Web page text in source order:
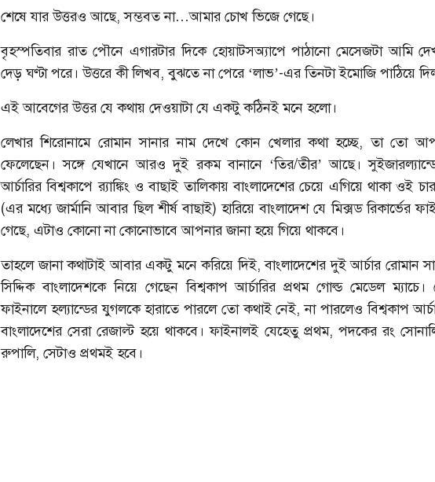
শেষে যার উত্তরও আছে, সম্ভবত না…আমার চোখ ভিজে গেছে।
বৃহস্পতিবার রাত পৌনে এগারটার দিকে হোয়াটসঅ্যাপে পাঠানো মেসেজটা আমি
দেড় ঘণ্টা পরে। উত্তরে কী লিখব, বুঝতে না পেরে ‘লাভ’-এর তিনটা ইমোজি পাঠিয়ে
এই আবেগের উত্তর যে কথায় দেওয়াটা যে একটু কঠিনই মনে হলো।
লেখার শিরোনামে রোমান সানার নাম দেখে কোন খেলার কথা হচ্ছে, তা তো
ফেলেছেন। সঙ্গে যেখানে আরও দুই রকম বানানে ‘তির/তীর’ আছে।
আর্চারির বিশ্বকাপে র‍্যাঙ্কিং ও বাছাই তালিকায় বাংলাদেশের চেয়ে এগিয়ে থাকা ওই
(এর মধ্যে জার্মানি আবার ছিল শীর্ষ বাছাই) হারিয়ে বাংলাদেশ যে মিক্সড রিকার্ভের
গেছে, এটাও কোনো না কোনোভাবে আপনার জানা হয়ে গিয়ে থাকবে।
তাহলে জানা কথাটাই আবার একটু মনে করিয়ে দিই, বাংলাদেশের দুই আর্চার রোমান
সিদ্দিক বাংলাদেশকে নিয়ে গেছেন বিশ্বকাপ আর্চারির প্রথম গোল্ড মেডেল ম্যাচে।
ফাইনালে হল্যান্ডের যুগলকে হারাতে পারলে তো কথাই নেই, না পারলেও বিশ্বকাপ
বাংলাদেশের সেরা রেজাল্ট হয়ে থাকবে। ফাইনালই যেহেতু প্রথম, পদকের রং
রুপালি, সেটাও প্রথমই হবে।